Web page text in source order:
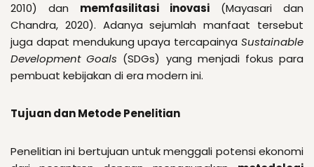
2010) dan memfasilitasi inovasi (Mayasari dan
Chandra, 2020). Adanya sejumlah manfaat tersebut
juga dapat mendukung upaya tercapainya Sustainable
Development Goals (SDGs) yang menjadi fokus para
pembuat kebijakan di era modern ini.
Tujuan dan Metode Penelitian
Penelitian ini bertujuan untuk menggali potensi ekonomi